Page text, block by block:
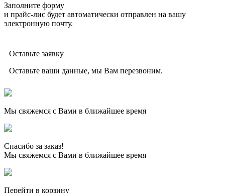
Заполните форму
и прайс-лис будет автоматически отправлен на вашу
электронную почту.
Оставьте заявку
Оставьте ваши данные, мы Вам перезвоним.
Мы свяжемся с Вами в ближайшее время
Спасибо за заказ!
Мы свяжемся с Вами в ближайшее время
Перейти в корзину